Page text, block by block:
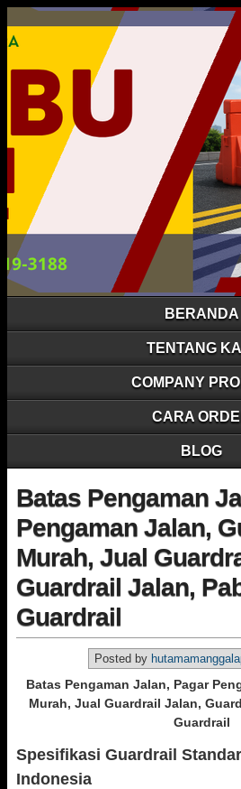
BERANDA
TENTANG
COMPANY
CARA
BLOG
Batas Pengaman
Pengaman Jalan,
Murah, Jual
Guardrail Jalan,
Guardrail
Posted by
Batas Pengaman Jalan, Pagar
Murah, Jual Guardrail Jalan,
Guardrail
Spesifikasi Guardrail
Indonesia